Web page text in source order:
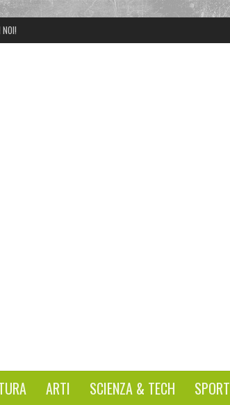
NOI!
ARTI SCIENZA & TECH SPORT